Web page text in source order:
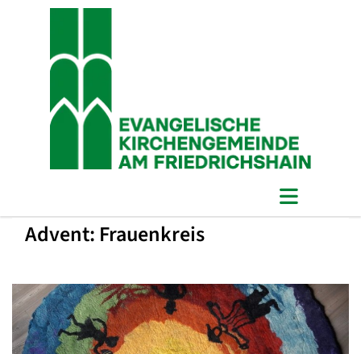
Advent: Frauenkreis